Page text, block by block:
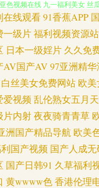
水视频91 色中色官网 欧美
网站 手机在线成人青青草原
国精产品视频 91N超碰 最新
拉综合网址 草莓视频一二三
国产 91看片 91黄毛片 91成
囗味合集 玖玖资源日韩一区
在线观看91香蕉APP
一级片福利视频资源站
日本一级婬片 久久免
AV国产AV 97亚洲精华
白丝美女免费网站 欧
爱视频 乱伦熟女五月天
片内射夜夜骑青青草
洲国产精品导航 欧美
国产视频 国产人成
国产日韩91 久草福利
黄wwww色香港伦理